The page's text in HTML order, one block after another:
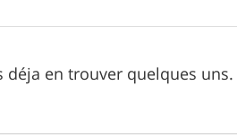
déja en trouver quelques uns.